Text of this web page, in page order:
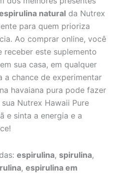
natural da Nutrex
para quem prioriza
Ao comprar online, você
receber este suplemento
sua casa, em qualquer
a chance de experimentar
havaiana pura pode fazer
Nutrex Hawaii Pure
e sinta a energia e a
espirulina, spirulina,
, espirulina em